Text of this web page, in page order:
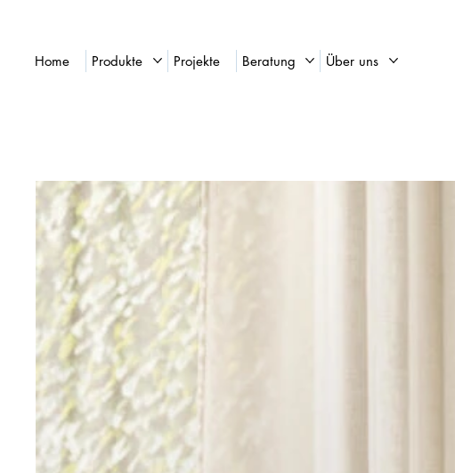
Home Produkte Projekte Beratung Über uns